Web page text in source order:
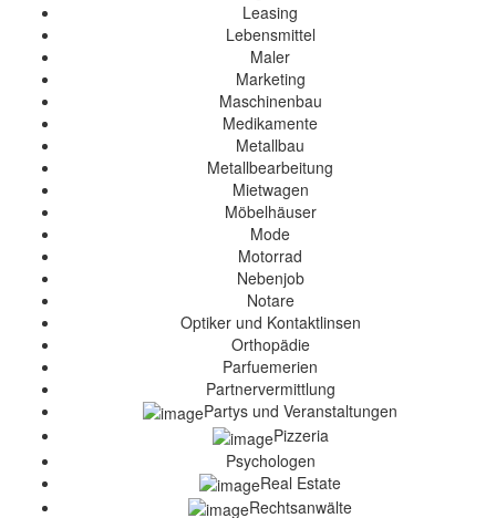
Leasing
Lebensmittel
Maler
Marketing
Maschinenbau
Medikamente
Metallbau
Metallbearbeitung
Mietwagen
Möbelhäuser
Mode
Motorrad
Nebenjob
Notare
Optiker und Kontaktlinsen
Orthopädie
Parfuemerien
Partnervermittlung
Partys und Veranstaltungen
Pizzeria
Psychologen
Real Estate
Rechtsanwälte